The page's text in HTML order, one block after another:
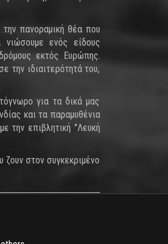
πανοραμική θέα που
ενός είδους
εκτός Ευρώπης.
ιδιαιτερότητά του,
για τα δικά μας
και τα παραμυθένια
την επιβλητική "Λευκή
στον συγκεκριμένο